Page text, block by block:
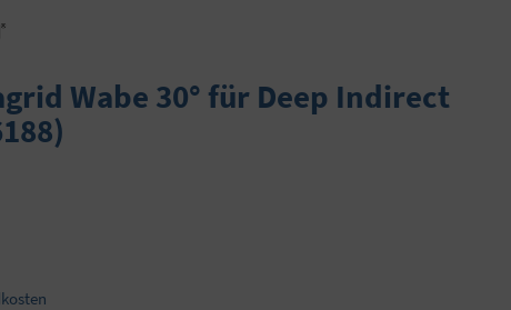
Wabe 30° für Deep Indirect